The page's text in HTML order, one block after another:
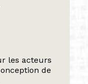
les acteurs
de